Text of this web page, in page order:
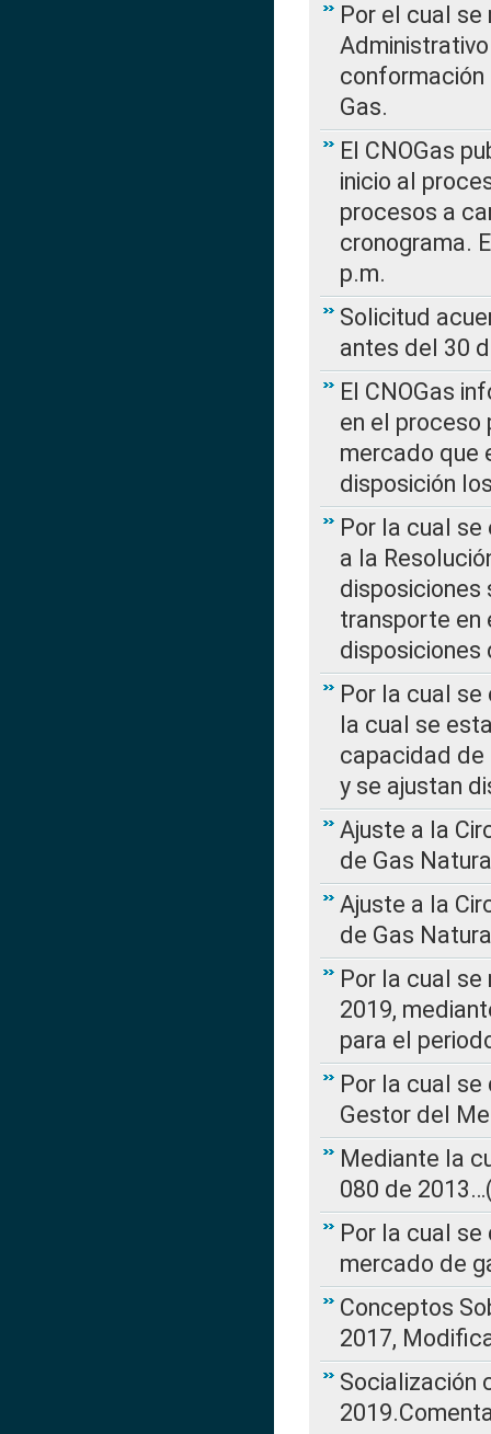
Por el cual
conformación
Gas.
El CNOGas
inicio al
procesos a
cronograma.
p.m.
Solicitud
antes del 30
El CNOGas
en el
mercado que
disposición
Por la cual se
a la
disposiciones
transporte en
disposiciones
Por la cual se
la cual se
capacidad de
y se ajustan
Ajuste a la
de Gas
Ajuste a la
de Gas
Por la cual se
2019,
para el
Por la cual
Gestor del
Mediante la
080 de
Por la cual
mercado de
Conceptos
2017,
Socialización